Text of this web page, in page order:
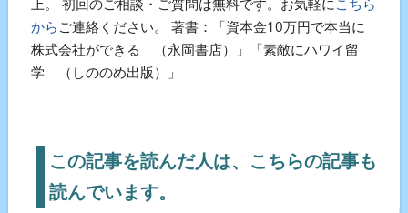
上。 初回のご相談・ご質問は無料です。お気軽にこちら
から ご連絡ください。 著書：「資本金10万円で本当に
株式会社ができる （永岡書店）」「素敵にハワイ留
学 （しののめ出版）」
この記事を読んだ人は、こちらの記事も
読んでいます。